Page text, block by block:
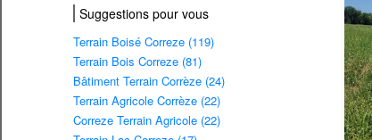
Suggestions pour vous
Terrain Boisé Correze (119)
Terrain Bois Correze (81)
Bâtiment Terrain Corrèze (24)
Terrain Agricole Corrèze (22)
Correze Terrain Agricole (22)